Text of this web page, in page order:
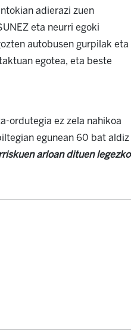
adierazi zuen
eta neurri egoki
autobusen gurpilak eta
egotea, eta beste
ordutegia ez zela nahikoa
egunean 60 bat aldiz
arloan dituen legezko